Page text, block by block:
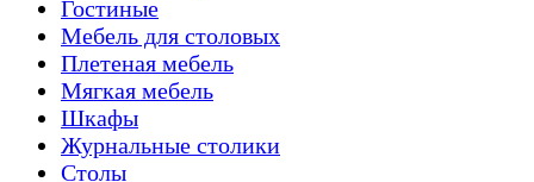
Гостиные
Мебель для столовых
Плетеная мебель
Мягкая мебель
Шкафы
Журнальные столики
Столы